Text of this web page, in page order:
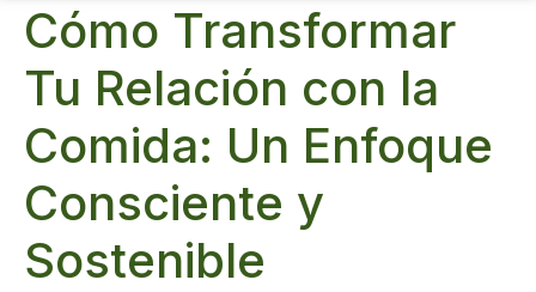
Cómo Transformar
Tu Relación con la
Comida: Un Enfoque
Consciente y
Sostenible